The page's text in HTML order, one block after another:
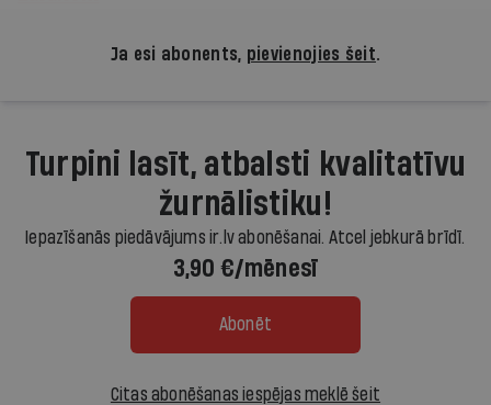
Ja esi abonents, pievienojies šeit.
Turpini lasīt, atbalsti kvalitatīvu
žurnālistiku!
Iepazīšanās piedāvājums ir.lv abonēšanai. Atcel jebkurā brīdī.
3,90 €/mēnesī
Abonēt
Citas abonēšanas iespējas meklē šeit